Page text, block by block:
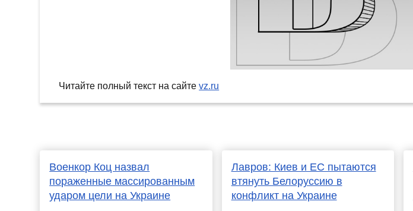
Читайте полный текст на сайтеvz.ru
Военкор Коц назвал
пораженные массированным
ударом цели на Украине
Лавров: Киев и ЕС пытаются
втянуть Белоруссию в
конфликт на Украине